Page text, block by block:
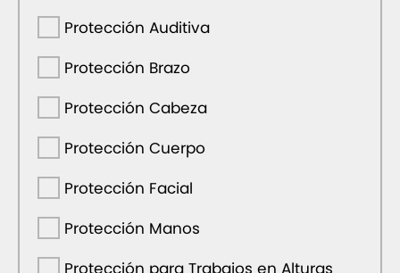
Protección Auditiva
Protección Brazo
Protección Cabeza
Protección Cuerpo
Protección Facial
Protección Manos